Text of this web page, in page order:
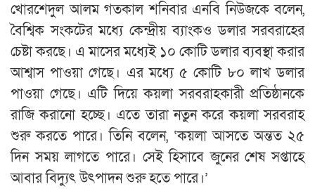
খোরশেদুল আলম গতকাল শনিবার এনবি নিউজকে বলেন,
বৈশ্বিক সংকটের মধ্যে কেন্দ্রীয় ব্যাংকও ডলার সরবরাহের
চেষ্টা করছে। এ মাসের মধ্যেই ১০ কোটি ডলার ব্যবস্থা করার
আশ্বাস পাওয়া গেছে। এর মধ্যে ৫ কোটি ৮০ লাখ ডলার
পাওয়া গেছে। এটি দিয়ে কয়লা সরবরাহকারী প্রতিষ্ঠানকে
রাজি করানো হচ্ছে। এতে তারা নতুন করে কয়লা সরবরাহ
শুরু করতে পারে। তিনি বলেন, ‘কয়লা আসতে অন্তত ২৫
দিন সময় লাগতে পারে। সেই হিসাবে জুনের শেষ সপ্তাহে
আবার বিদ্যুৎ উৎপাদন শুরু হতে পারে।’